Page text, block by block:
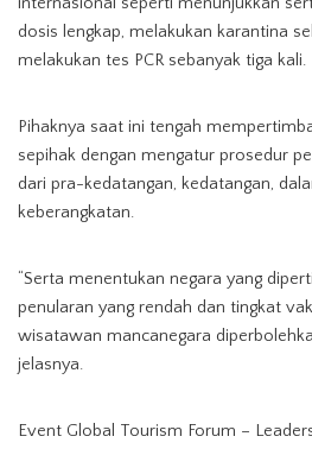
dosis lengkap, melakukan karantina
melakukan tes PCR sebanyak tiga kali.
Pihaknya saat ini tengah
sepihak dengan mengatur prosedur
dari pra-kedatangan, kedatangan,
keberangkatan.
“Serta menentukan negara yang
penularan yang rendah dan tingkat
wisatawan mancanegara
jelasnya.
Event Global Tourism Forum –